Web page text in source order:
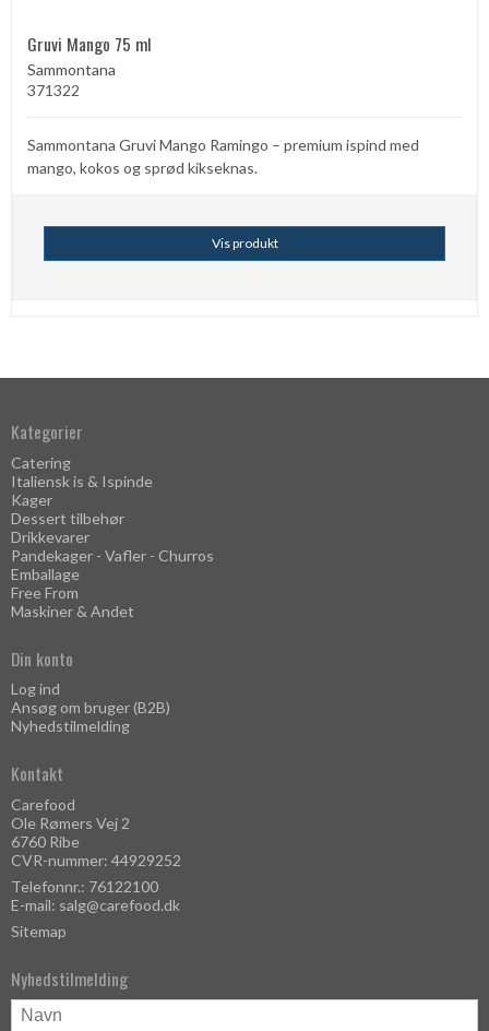
Gruvi Mango 75 ml
Sammontana
371322
Sammontana Gruvi Mango Ramingo – premium ispind med
mango, kokos og sprød kikseknas.
Vis produkt
Kategorier
Catering
Italiensk is & Ispinde
Kager
Dessert tilbehør
Drikkevarer
Pandekager - Vafler - Churros
Emballage
Free From
Maskiner & Andet
Din konto
Log ind
Ansøg om bruger (B2B)
Nyhedstilmelding
Kontakt
Carefood
Ole Rømers Vej 2
6760 Ribe
CVR-nummer: 44929252
Telefonnr.: 76122100
E-mail: salg@carefood.dk
Sitemap
Nyhedstilmelding